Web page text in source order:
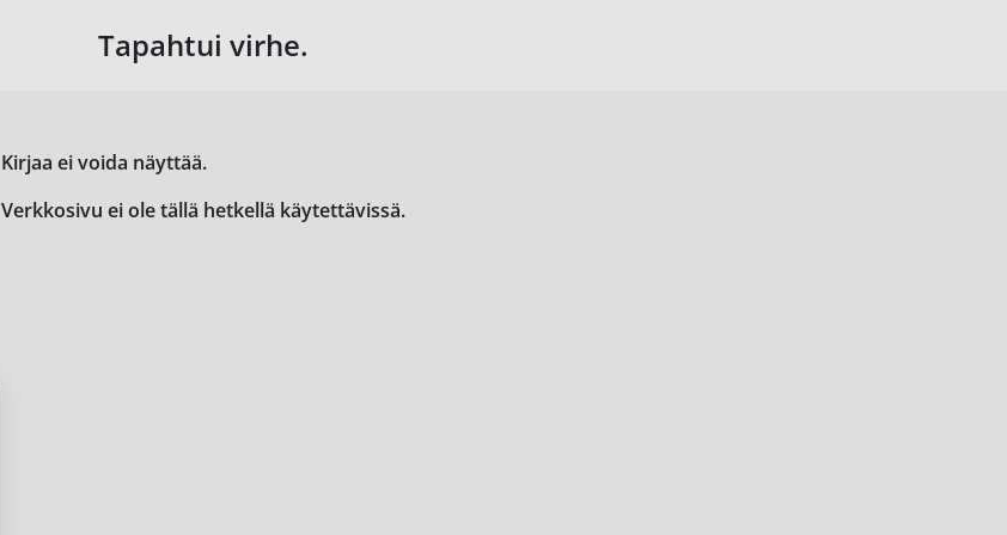
Tapahtui virhe.
Kirjaa ei voida näyttää.
Verkkosivu ei ole tällä hetkellä käytettävissä.